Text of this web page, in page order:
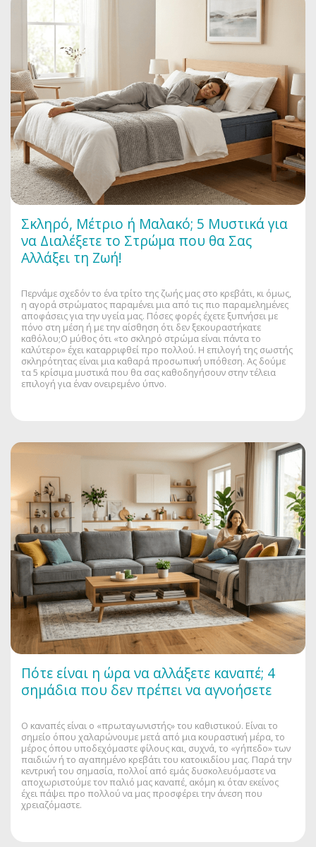
Σκληρό, Μέτριο ή Μαλακό; 5 Μυστικά για
να Διαλέξετε το Στρώμα που θα Σας
Αλλάξει τη Ζωή!
Περνάμε σχεδόν το ένα τρίτο της ζωής μας στο κρεβάτι, κι όμως,
η αγορά στρώματος παραμένει μια από τις πιο παραμελημένες
αποφάσεις για την υγεία μας. Πόσες φορές έχετε ξυπνήσει με
πόνο στη μέση ή με την αίσθηση ότι δεν ξεκουραστήκατε
καθόλου;Ο μύθος ότι «το σκληρό στρώμα είναι πάντα το
καλύτερο» έχει καταρριφθεί προ πολλού. Η επιλογή της σωστής
σκληρότητας είναι μια καθαρά προσωπική υπόθεση. Ας δούμε
τα 5 κρίσιμα μυστικά που θα σας καθοδηγήσουν στην τέλεια
επιλογή για έναν ονειρεμένο ύπνο.
Πότε είναι η ώρα να αλλάξετε καναπέ; 4
σημάδια που δεν πρέπει να αγνοήσετε
Ο καναπές είναι ο «πρωταγωνιστής» του καθιστικού. Είναι το
σημείο όπου χαλαρώνουμε μετά από μια κουραστική μέρα, το
μέρος όπου υποδεχόμαστε φίλους και, συχνά, το «γήπεδο» των
παιδιών ή το αγαπημένο κρεβάτι του κατοικιδίου μας. Παρά την
κεντρική του σημασία, πολλοί από εμάς δυσκολευόμαστε να
αποχωριστούμε τον παλιό μας καναπέ, ακόμη κι όταν εκείνος
έχει πάψει προ πολλού να μας προσφέρει την άνεση που
χρειαζόμαστε.